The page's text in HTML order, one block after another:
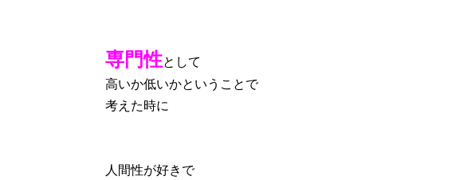
専門性として
高いか低いかということで
考えた時に
人間性が好きで